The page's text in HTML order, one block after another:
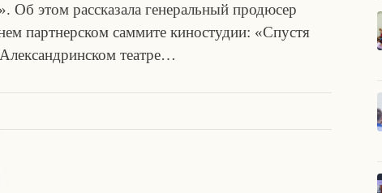
Об этом рассказала генеральный продюсер
партнерском саммите киностудии: «Спустя
театре…